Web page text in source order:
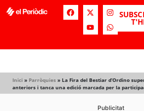
Inici » Parròquies » La Fira del Bestiar d’Ordino
anteriors i tanca una edició marcada per la
Publicitat